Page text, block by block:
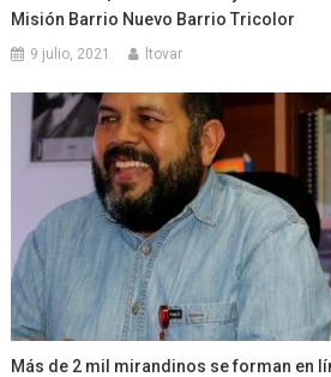
Misión Barrio Nuevo Barrio Tricolor
9 julio, 2021 ltovar
Más de 2 mil mirandinos se forman en